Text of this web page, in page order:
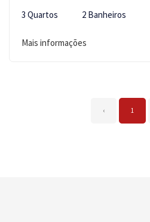
3 Quartos 2 Banheiros
Mais informações
‹ 1